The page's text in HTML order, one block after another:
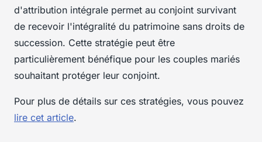
d'attribution intégrale permet au conjoint survivant
de recevoir l'intégralité du patrimoine sans droits de
succession. Cette stratégie peut être
particulièrement bénéfique pour les couples mariés
souhaitant protéger leur conjoint.
Pour plus de détails sur ces stratégies, vous pouvez
lire cet article.